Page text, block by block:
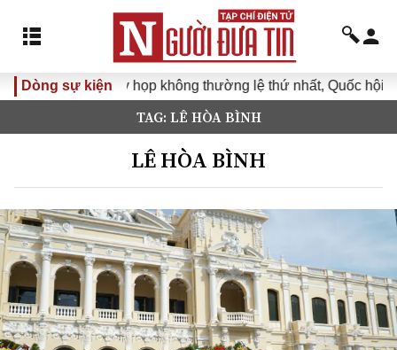
Dòng sự kiệnKỳ họp không thường lệ thứ nhất, Quốc hội khóa
TAG: LÊ HÒA BÌNH
LÊ HÒA BÌNH